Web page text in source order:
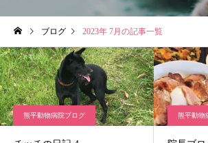
ブログ 2023年 7月の記事一覧
熊平動物病院ブログ 熊平動物